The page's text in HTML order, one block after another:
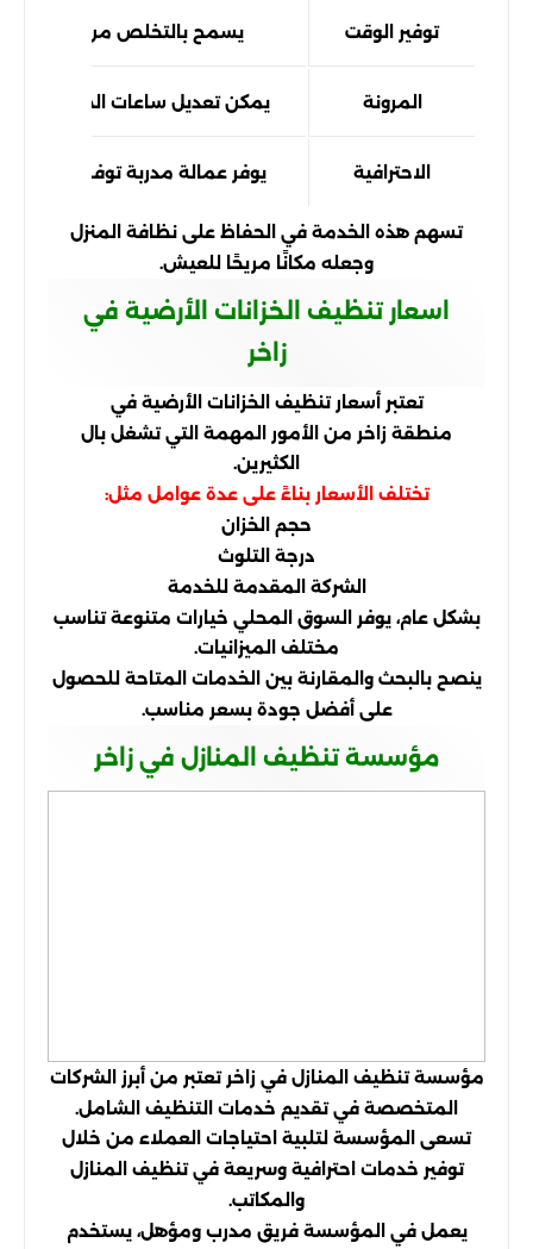
توفير الوقت يسمح بالتخلص من العبء
المرونة يمكن تعديل ساعات الخدمة حسب
الاحترافية يوفر عمالة مدربة توفر جودة في
تسهم هذه الخدمة في الحفاظ على نظافة المنزل
وجعله مكانًا مريحًا للعيش.
اسعار تنظيف الخزانات الأرضية في
زاخر
تعتبر أسعار تنظيف الخزانات الأرضية في
منطقة زاخر من الأمور المهمة التي تشغل بال
الكثيرين.
تختلف الأسعار بناءً على عدة عوامل مثل:
حجم الخزان
درجة التلوث
الشركة المقدمة للخدمة
بشكل عام، يوفر السوق المحلي خيارات متنوعة تناسب
مختلف الميزانيات.
ينصح بالبحث والمقارنة بين الخدمات المتاحة للحصول
على أفضل جودة بسعر مناسب.
مؤسسة تنظيف المنازل في زاخر
مؤسسة تنظيف المنازل في زاخر تعتبر من أبرز الشركات
المتخصصة في تقديم خدمات التنظيف الشامل.
تسعى المؤسسة لتلبية احتياجات العملاء من خلال
توفير خدمات احترافية وسريعة في تنظيف المنازل
والمكاتب.
يعمل في المؤسسة فريق مدرب ومؤهل، يستخدم